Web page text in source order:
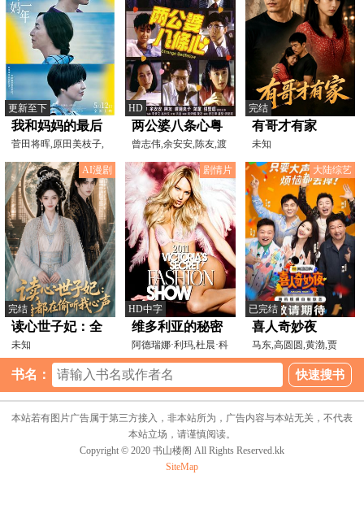
更新至下
我和妈妈的最后
一年
菅田将晖,原田美枝子,
长泽雅美,永濑正敏,北
HD
两公婆八条心粤
语
曾志伟,余安安,陈友,渡
边良子,叶童,张坚庭
完结
有哥才有家
未知
AI漫剧
完结
读心世子妃：全
府都在偷听我心
声
未知
剧情片
HD中字
维多利亚的秘密
2011时装秀
阿德瑞娜·利玛,杜晨·科
洛斯,米兰达·可儿
大陆综艺
已完结
喜人奇妙夜
马东,高圆圆,黄渤,贾
冰,秦昊,金靖,宋木子
书名：
本站若有图片广告属于第三方接入，非本站所为，广告内容与本站无关，不代表
本站立场，请谨慎阅读。
Copyright © 2020 书山楼阁 All Rights Reserved.kk
SiteMap